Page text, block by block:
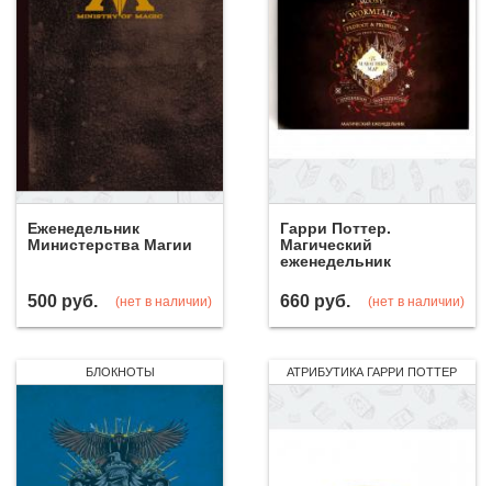
Еженедельник
Министерства Магии
500 руб. (нет в наличии)
Гарри Поттер.
Магический
еженедельник
660 руб. (нет в наличии)
БЛОКНОТЫ АТРИБУТИКА ГАРРИ ПОТТЕР